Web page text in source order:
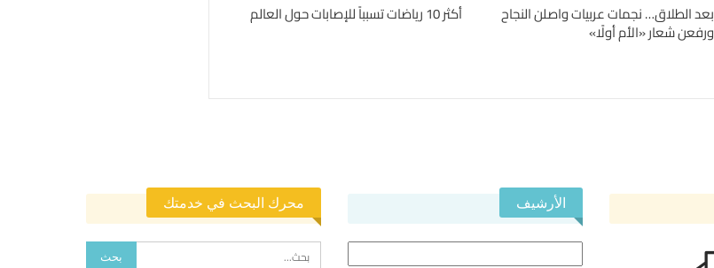
بعد الطلاق… نجمات عربيات واصلن النجاح
ورفعن شعار «الأم أولًا»
أكثر 10 رياضات تسبباً للإصابات حول العالم
الأرشيف محرك البحث في خدمتك